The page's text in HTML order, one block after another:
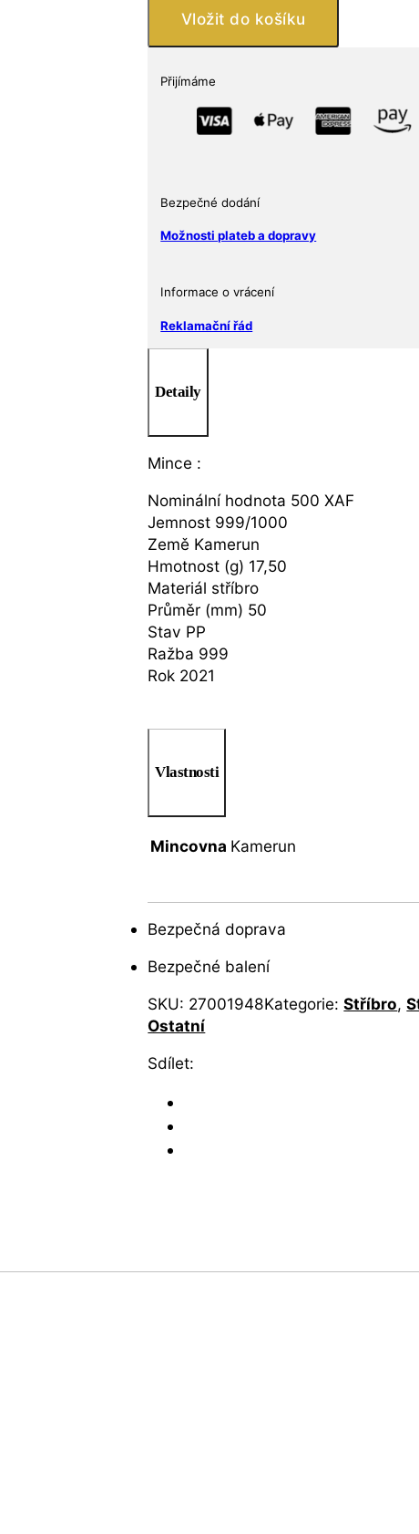
množství
Vložit do košíku
Přijímáme
Bezpečné dodání
Možnosti plateb a dopravy
Informace o vrácení
Reklamační řád
Detaily
Mince :
Nominální hodnota 500 XAF
Jemnost 999/1000
Země Kamerun
Hmotnost (g) 17,50
Materiál stříbro
Průměr (mm) 50
Stav PP
Ražba 999
Rok 2021
Vlastnosti
Mincovna Kamerun
Bezpečná doprava
Bezpečné balení
SKU: 27001948Kategorie:Stříbro,
Ostatní
Sdílet: